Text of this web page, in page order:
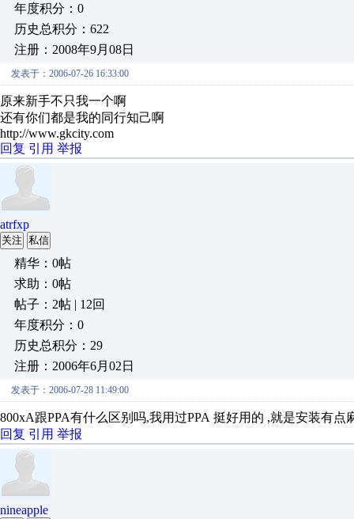
年度积分：0
历史总积分：622
注册：2008年9月08日
发表于：2006-07-26 16:33:00
原来新手不只我一个啊
还有你们都是我的同行知己啊
http://www.gkcity.com
回复 引用 举报
atrfxp
关注 私信
精华：0帖
求助：0帖
帖子：2帖 | 12回
年度积分：0
历史总积分：29
注册：2006年6月02日
发表于：2006-07-28 11:49:00
800xA跟PPA有什么区别吗,我用过PPA 挺好用的 ,就是安装有点
回复 引用 举报
nineapple